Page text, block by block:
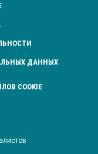
ДАННЫХ
COOKIE